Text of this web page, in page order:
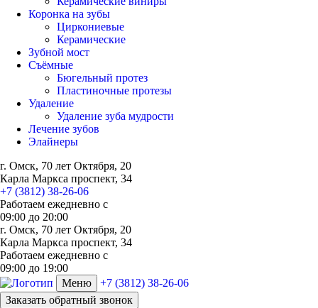
Коронка на зубы
Циркониевые
Керамические
Зубной мост
Съёмные
Бюгельный протез
Пластиночные протезы
Удаление
Удаление зуба мудрости
Лечение зубов
Элайнеры
г. Омск, 70 лет Октября, 20
Карла Маркса проспект, 34
+7 (3812) 38-26-06
Работаем ежедневно с
09:00 до 20:00
г. Омск, 70 лет Октября, 20
Карла Маркса проспект, 34
Работаем ежедневно с
09:00 до 19:00
Меню
+7 (3812) 38-26-06
Заказать обратный звонок